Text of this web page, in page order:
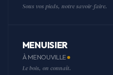
Sous vos pieds, notre savoir-faire.
MENUISIER
À MENOUVILLE
Le bois, on connaît.